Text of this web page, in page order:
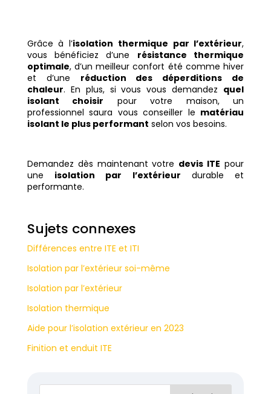
Grâce à l’isolation thermique par l’extérieur,
vous bénéficiez d’une résistance thermique
optimale, d’un meilleur confort été comme hiver
et d’une réduction des déperditions de
chaleur. En plus, si vous vous demandez quel
isolant choisir pour votre maison, un
professionnel saura vous conseiller le matériau
isolant le plus performant selon vos besoins.
Demandez dès maintenant votre devis ITE pour
une isolation par l’extérieur durable et
performante.
Sujets connexes
Différences entre ITE et ITI
Isolation par l’extérieur soi-même
Isolation par l’extérieur
Isolation thermique
Aide pour l’isolation extérieur en 2023
Finition et enduit ITE